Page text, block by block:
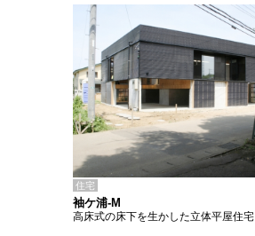
住宅
袖ケ浦-M
高床式の床下を生かした立体平屋住宅